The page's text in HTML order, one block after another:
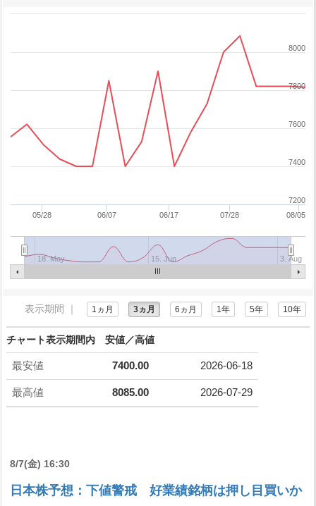
05/28 06/07 06/17 07/28 08/05
18. May 15. Jun 3. Aug
7200
7400
7600
7800
8000
表示期間 ｜ 1ヵ月 3ヵ月 6ヵ月 1年 5年 10年
チャート表示期間内 安値／高値
最安値 7400.00 2026-06-18
最高値 8085.00 2026-07-29
8/7(金) 16:30
日本株予想：下値警戒 好業績銘柄は押し目買いか